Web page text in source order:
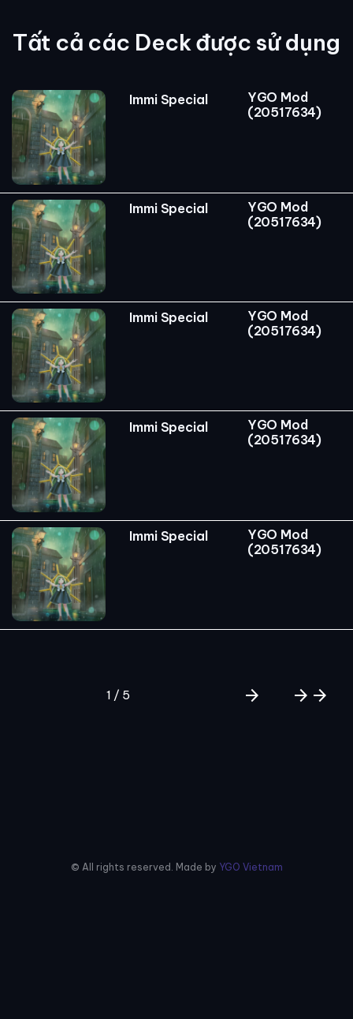
Tất cả các Deck được sử dụng
Immi Special
YGO Mod
(20517634)
Immi Special
YGO Mod
(20517634)
Immi Special
YGO Mod
(20517634)
Immi Special
YGO Mod
(20517634)
Immi Special
YGO Mod
(20517634)
1 / 5 arrow_forward arrow_forward arrow_forward
© All rights reserved. Made by YGO Vietnam